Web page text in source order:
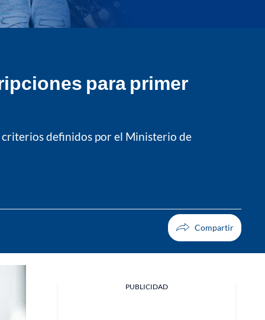
para primer
criterios definidos por el Ministerio de
PUBLICIDAD